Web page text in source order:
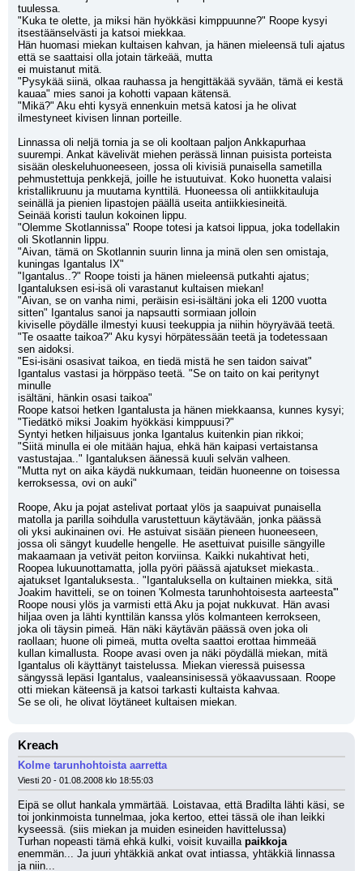
tuulessa.
"Kuka te olette, ja miksi hän hyökkäsi kimppuunne?" Roope kysyi
itsestäänselvästi ja katsoi miekkaa.
Hän huomasi miekan kultaisen kahvan, ja hänen mieleensä tuli ajatus
että se saattaisi olla jotain tärkeää, mutta
ei muistanut mitä.
"Pysykää siinä, olkaa rauhassa ja hengittäkää syvään, tämä ei kestä
kauaa" mies sanoi ja kohotti vapaan kätensä.
"Mikä?" Aku ehti kysyä ennenkuin metsä katosi ja he olivat
ilmestyneet kivisen linnan porteille.
Linnassa oli neljä tornia ja se oli kooltaan paljon Ankkapurhaa
suurempi. Ankat kävelivät miehen perässä linnan puisista porteista
sisään oleskeluhuoneeseen, jossa oli kivisiä punaisella sametilla
pehmustettuja penkkejä, joille he istuutuivat. Koko huonetta valaisi
kristallikruunu ja muutama kynttilä. Huoneessa oli antiikkitauluja
seinällä ja pienien lipastojen päällä useita antiikkiesineitä.
Seinää koristi taulun kokoinen lippu.
"Olemme Skotlannissa" Roope totesi ja katsoi lippua, joka todellakin
oli Skotlannin lippu.
"Aivan, tämä on Skotlannin suurin linna ja minä olen sen omistaja,
kuningas Igantalus IX"
"Igantalus..?" Roope toisti ja hänen mieleensä putkahti ajatus;
Igantaluksen esi-isä oli varastanut kultaisen miekan!
"Aivan, se on vanha nimi, peräisin esi-isältäni joka eli 1200 vuotta
sitten" Igantalus sanoi ja napsautti sormiaan jolloin
kiviselle pöydälle ilmestyi kuusi teekuppia ja niihin höyryävää teetä.
"Te osaatte taikoa?" Aku kysyi hörpätessään teetä ja todetessaan
sen aidoksi.
"Esi-isäni osasivat taikoa, en tiedä mistä he sen taidon saivat"
Igantalus vastasi ja hörppäso teetä. "Se on taito on kai peritynyt
minulle
isältäni, hänkin osasi taikoa"
Roope katsoi hetken Igantalusta ja hänen miekkaansa, kunnes kysyi;
"Tiedätkö miksi Joakim hyökkäsi kimppuusi?"
Syntyi hetken hiljaisuus jonka Igantalus kuitenkin pian rikkoi;
"Siitä minulla ei ole mitään hajua, ehkä hän kaipasi vertaistansa
vastustajaa.." Igantaluksen äänessä kuuli selvän valheen.
"Mutta nyt on aika käydä nukkumaan, teidän huoneenne on toisessa
kerroksessa, ovi on auki"
Roope, Aku ja pojat astelivat portaat ylös ja saapuivat punaisella
matolla ja parilla soihdulla varustettuun käytävään, jonka päässä
oli yksi aukinainen ovi. He astuivat sisään pieneen huoneeseen,
jossa oli sängyt kuudelle hengelle. He asettuivat puisille sängyille
makaamaan ja vetivät peiton korviinsa. Kaikki nukahtivat heti,
Roopea lukuunottamatta, jolla pyöri päässä ajatukset miekasta..
ajatukset Igantaluksesta.. "Igantaluksella on kultainen miekka, sitä
Joakim havitteli, se on toinen 'Kolmesta tarunhohtoisesta aarteesta'"
Roope nousi ylös ja varmisti että Aku ja pojat nukkuvat. Hän avasi
hiljaa oven ja lähti kynttilän kanssa ylös kolmanteen kerrokseen,
joka oli täysin pimeä. Hän näki käytävän päässä oven joka oli
raollaan; huone oli pimeä, mutta ovelta saattoi erottaa himmeää
kullan kimallusta. Roope avasi oven ja näki pöydällä miekan, mitä
Igantalus oli käyttänyt taistelussa. Miekan vieressä puisessa
sängyssä lepäsi Igantalus, vaaleansinisessä yökaavussaan. Roope
otti miekan käteensä ja katsoi tarkasti kultaista kahvaa.
Se se oli, he olivat löytäneet kultaisen miekan.
Kreach
Kolme tarunhohtoista aarretta
Viesti 20 - 01.08.2008 klo 18:55:03
Eipä se ollut hankala ymmärtää. Loistavaa, että Bradilta lähti käsi, se
toi jonkinmoista tunnelmaa, joka kertoo, ettei tässä ole ihan leikki
kyseessä. (siis miekan ja muiden esineiden havittelussa)
Turhan nopeasti tämä ehkä kulki, voisit kuvailla paikkoja
enemmän... Ja juuri yhtäkkiä ankat ovat intiassa, yhtäkkiä linnassa
ja niin...